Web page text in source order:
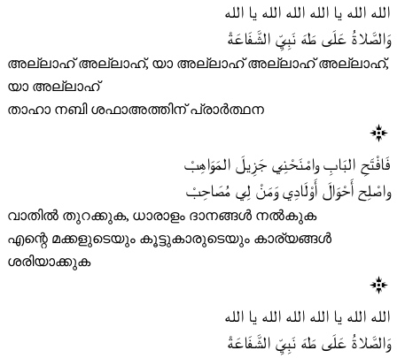
الله الله يا الله الله الله يا الله
وَالصَّلاةُ عَلَى طَهَ نَبِيِّ الشَّفَاعَةْ
അല്ലാഹ് അല്ലാഹ്, യാ അല്ലാഹ് അല്ലാഹ് അല്ലാഹ്,
യാ അല്ലാഹ്
താഹാ നബി ശഫാഅത്തിന് പ്രാർത്ഥന
فَافْتَحِ البَابِ وامْنَحْنِي جَزِيلَ المَوَاهِبْ
واصْلِح أَحْوَالَ أَوْلَادِي وَمَنْ لِي مُصَاحِبْ
വാതിൽ തുറക്കുക, ധാരാളം ദാനങ്ങൾ നൽകുക
എന്റെ മക്കളുടെയും കൂട്ടുകാരുടെയും കാര്യങ്ങൾ
ശരിയാക്കുക
الله الله يا الله الله الله يا الله
وَالصَّلاةُ عَلَى طَهَ نَبِيِّ الشَّفَاعَةْ